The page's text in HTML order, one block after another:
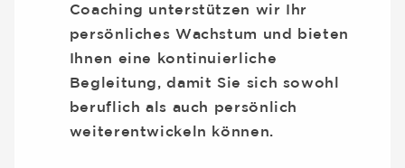
Coaching unterstützen wir Ihr
persönliches Wachstum und bieten
Ihnen eine kontinuierliche
Begleitung, damit Sie sich sowohl
beruflich als auch persönlich
weiterentwickeln können.